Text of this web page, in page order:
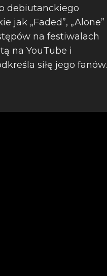
debiutanckiego
jak „Faded”, „Alone”
na festiwalach
na YouTube i
siłę jego fanów.